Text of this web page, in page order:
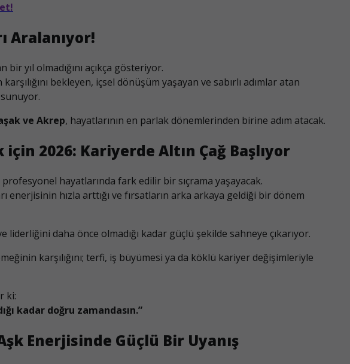
Aralanıyor!
yıl olmadığını açıkça gösteriyor.
bekleyen, içsel dönüşüm yaşayan ve sabırlı adımlar atan
ve Akrep, hayatlarının en parlak dönemlerinden birine adım atacak.
için 2026: Kariyerde Altın Çağ Başlıyor
profesyonel hayatlarında fark edilir bir sıçrama yaşayacak.
enerjisinin hızla arttığı ve fırsatların arka arkaya geldiği bir dönem
ve liderliğini daha önce olmadığı kadar güçlü şekilde sahneye çıkarıyor.
karşılığını; terfi, iş büyümesi ya da köklü kariyer değişimleriyle
ki:
kadar doğru zamandasın.”
Enerjisinde Güçlü Bir Uyanış